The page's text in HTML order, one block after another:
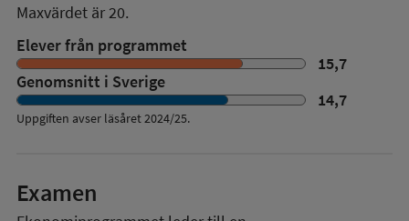
Maxvärdet är 20.
Elever från programmet
15,7
Genomsnitt i Sverige
14,7
Uppgiften avser läsåret2024/25.
Examen